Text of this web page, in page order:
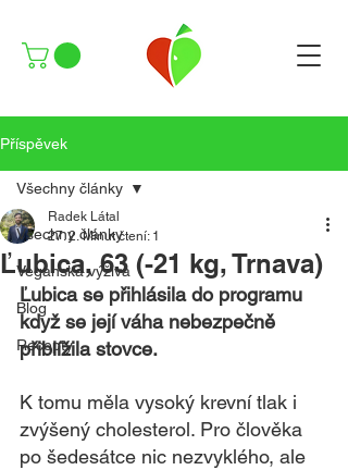
Příspěvek
Všechny články
Veganská výživa
Blog
Recepty
Všechny články
Ľubica, 63 (-21 kg, Trnava)
Radek Látal
27. 2. Minut čtení: 1
Ľubica se přihlásila do programu
když se její váha nebezpečně
přiblížila stovce.
K tomu měla vysoký krevní tlak i
zvýšený cholesterol. Pro člověka
po šedesátce nic nezvyklého, ale